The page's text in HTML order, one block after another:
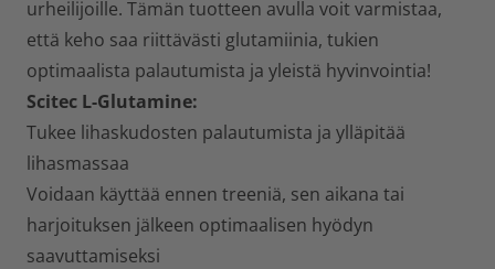
urheilijoille. Tämän tuotteen avulla voit varmistaa,
että keho saa riittävästi glutamiinia, tukien
optimaalista palautumista ja yleistä hyvinvointia!
Scitec L-Glutamine:
Tukee lihaskudosten palautumista ja ylläpitää
lihasmassaa
Voidaan käyttää ennen treeniä, sen aikana tai
harjoituksen jälkeen optimaalisen hyödyn
saavuttamiseksi